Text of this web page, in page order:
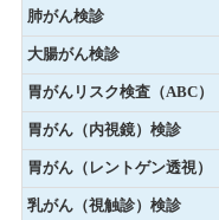
肺がん検診
大腸がん検診
胃がんリスク検査（ABC）
胃がん（内視鏡）検診
胃がん（レントゲン透視）
乳がん（視触診）検診